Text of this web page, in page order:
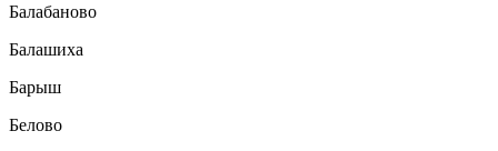
Балабаново
Балашиха
Барыш
Белово